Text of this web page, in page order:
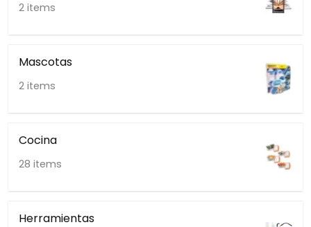
2 items
Mascotas
2 items
Cocina
28 items
Herramientas